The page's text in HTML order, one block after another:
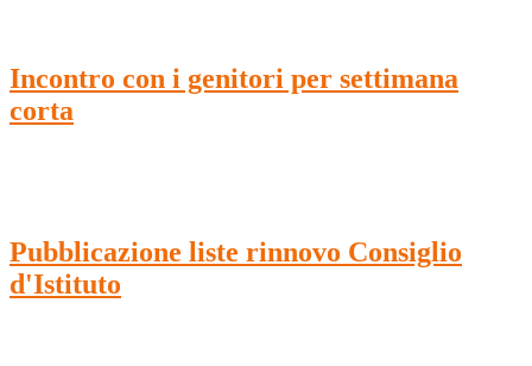
Incontro con i genitori per settimana
corta
Pubblicazione liste rinnovo Consiglio
d'Istituto